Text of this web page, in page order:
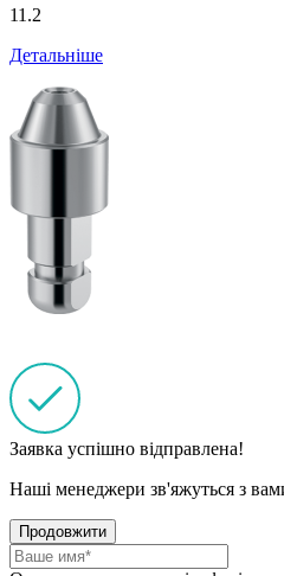
11.2
Детальніше
Заявка успішно відправлена!
Наші менеджери зв'яжуться з
Продовжити